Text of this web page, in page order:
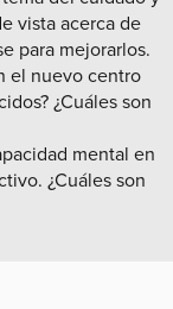
vista acerca de
para mejorarlos.
el nuevo centro
¿Cuáles son
mental en
¿Cuáles son